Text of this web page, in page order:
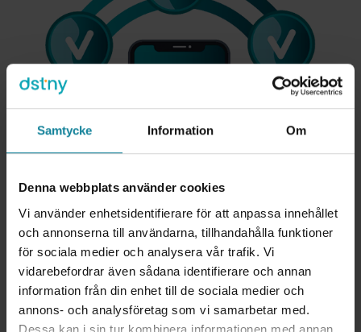
Samtycke Information Om
Denna webbplats använder cookies
Vi använder enhetsidentifierare för att anpassa innehållet
och annonserna till användarna, tillhandahålla funktioner
för sociala medier och analysera vår trafik. Vi
vidarebefordrar även sådana identifierare och annan
information från din enhet till de sociala medier och
annons- och analysföretag som vi samarbetar med.
Dessa kan i sin tur kombinera informationen med annan
Operatörsoberoende